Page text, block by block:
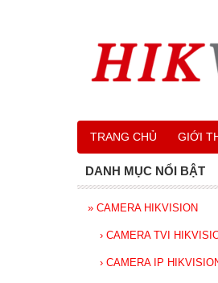
DANH MỤC NỔI BẬT
» CAMERA HIKVISION
› CAMERA TVI
› CAMERA IP
TRANG CHỦ GIỚI